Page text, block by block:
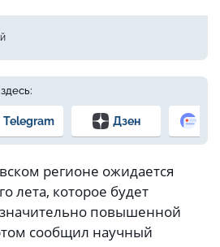
Telegram Дзен
регионе ожидается
лета, которое будет
значительно повышенной
сообщил научный